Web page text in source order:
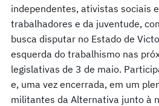
independentes, ativistas sociais
trabalhadores e da juventude,
busca disputar no Estado de
esquerda do trabalhismo nas
legislativas de 3 de maio.
e, uma vez encerrada, em um
militantes da Alternativa junto à